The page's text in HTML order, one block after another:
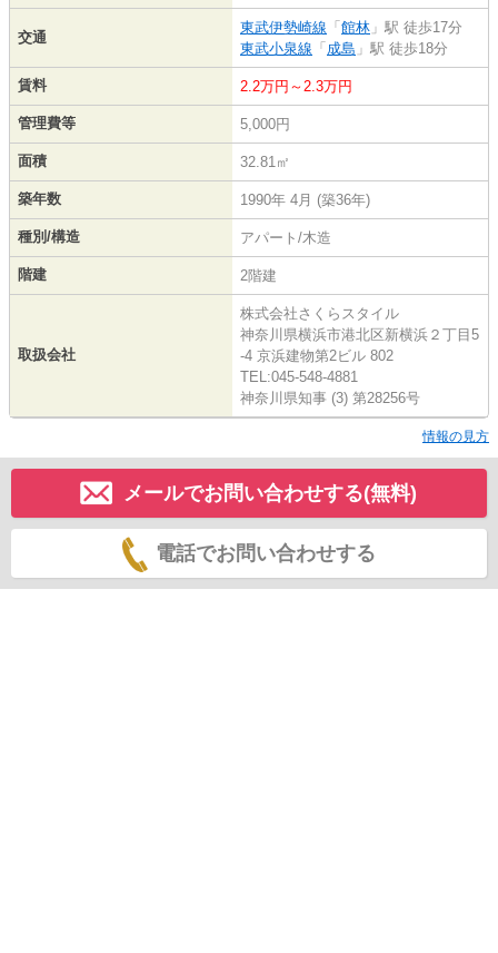
交通
東武伊勢崎線 「 館林 」駅 徒歩17分
東武小泉線 「 成島 」駅 徒歩18分
賃料 2.2万円～2.3万円
管理費等 5,000円
面積 32.81㎡
築年数 1990年 4月 (築36年)
種別/構造 アパート/木造
階建 2階建
取扱会社
株式会社さくらスタイル
神奈川県横浜市港北区新横浜２丁目5
-4 京浜建物第2ビル 802
TEL:045-548-4881
神奈川県知事 (3) 第28256号
情報の見方
メールでお問い合わせする(無料)
電話でお問い合わせする